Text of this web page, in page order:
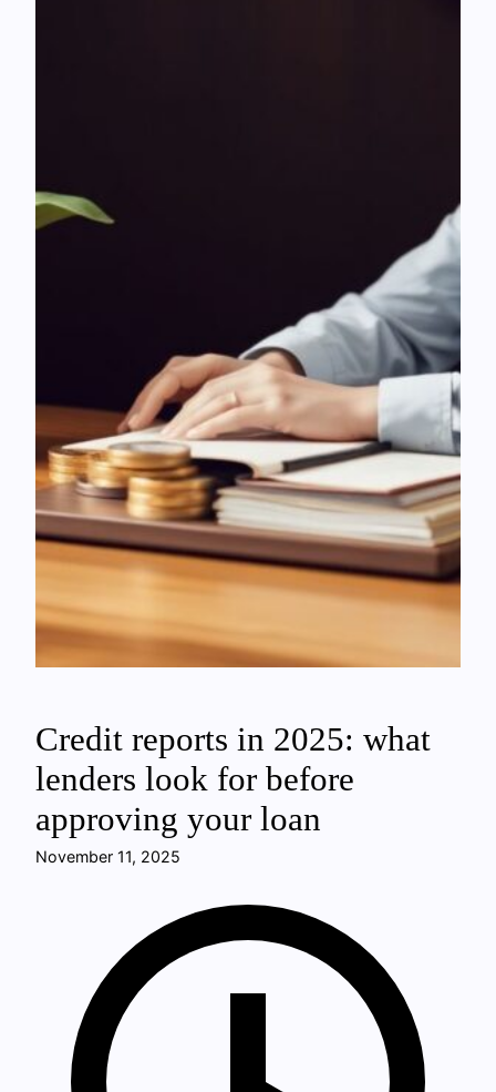
Credit reports in 2025: what
lenders look for before
approving your loan
November 11, 2025